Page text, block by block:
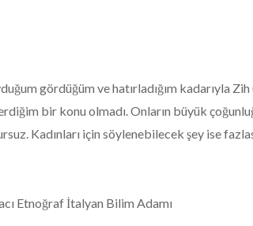
gördüğüm ve hatırladığım kadarıyla
bir konu olmadı. Onların büyük
Kadınları için söylenebilecek şey ise
Etnoğraf İtalyan Bilim Adamı